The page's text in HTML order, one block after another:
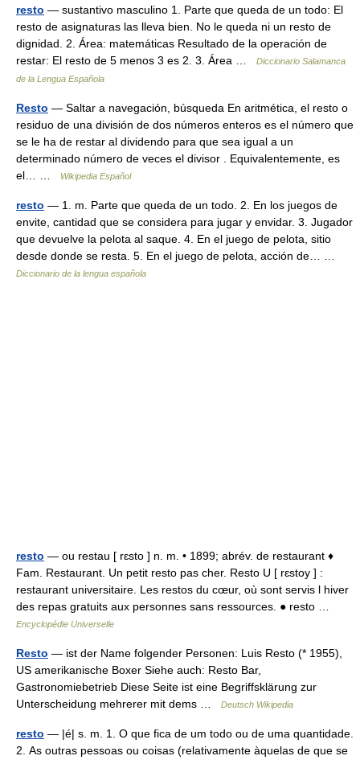
resto — sustantivo masculino 1. Parte que queda de un todo: El
resto de asignaturas las lleva bien. No le queda ni un resto de
dignidad. 2. Área: matemáticas Resultado de la operación de
restar: El resto de 5 menos 3 es 2. 3. Área …
Diccionario Salamanca
de la Lengua Española
Resto — Saltar a navegación, búsqueda En aritmética, el resto o
residuo de una división de dos números enteros es el número que
se le ha de restar al dividendo para que sea igual a un
determinado número de veces el divisor . Equivalentemente, es
el… …
Wikipedia Español
resto — 1. m. Parte que queda de un todo. 2. En los juegos de
envite, cantidad que se considera para jugar y envidar. 3. Jugador
que devuelve la pelota al saque. 4. En el juego de pelota, sitio
desde donde se resta. 5. En el juego de pelota, acción de… …
Diccionario de la lengua española
resto — ou restau [ rɛsto ] n. m. • 1899; abrév. de restaurant ♦
Fam. Restaurant. Un petit resto pas cher. Resto U [ rɛstoy ] :
restaurant universitaire. Les restos du cœur, où sont servis l hiver
des repas gratuits aux personnes sans ressources. ● resto …
Encyclopédie Universelle
Resto — ist der Name folgender Personen: Luis Resto (* 1955),
US amerikanische Boxer Siehe auch: Resto Bar,
Gastronomiebetrieb Diese Seite ist eine Begriffsklärung zur
Unterscheidung mehrerer mit dems …
Deutsch Wikipedia
resto — |é| s. m. 1. O que fica de um todo ou de uma quantidade.
2. As outras pessoas ou coisas (relativamente àquelas de que se